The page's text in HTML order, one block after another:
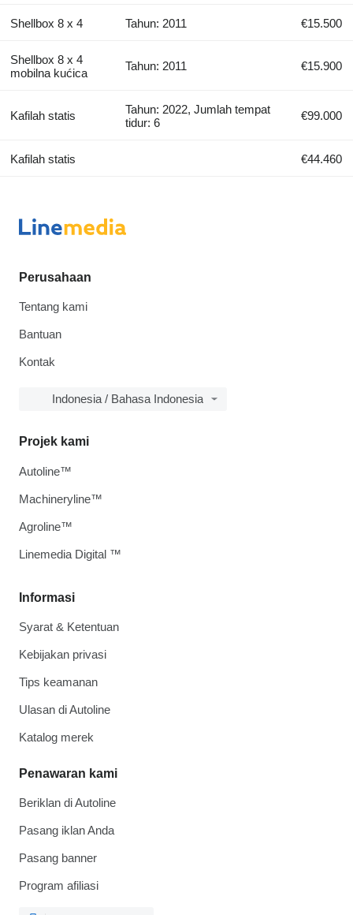
Shellbox 8 x 4 Tahun: 2011 €15.500
Shellbox 8 x 4
mobilna kućica
Tahun: 2011 €15.900
Kafilah statis
Tahun: 2022, Jumlah tempat
tidur: 6
€99.000
Kafilah statis €44.460
Perusahaan
Tentang kami
Bantuan
Kontak
Indonesia / Bahasa Indonesia
Informasi
Syarat & Ketentuan
Kebijakan privasi
Tips keamanan
Ulasan di Autoline
Katalog merek
Penawaran kami
Beriklan di Autoline
Pasang iklan Anda
Pasang banner
Program afiliasi
Projek kami
Autoline™
Machineryline™
Agroline™
Linemedia Digital ™